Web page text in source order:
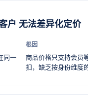
户 无法差异化定价
同一
根因
商品价格只支持会员
扣，缺乏按身份维度